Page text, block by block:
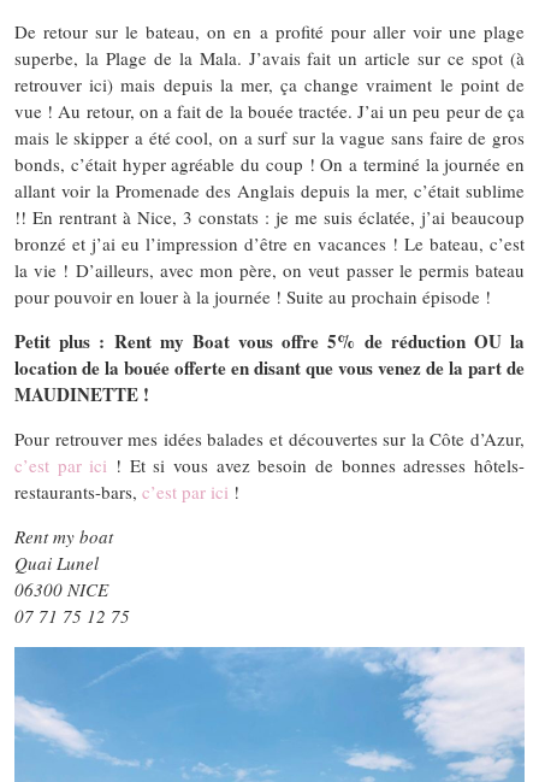
De retour sur le bateau, on en a profité pour aller voir une plage
superbe, la Plage de la Mala. J’avais fait un article sur ce spot (à
retrouver ici) mais depuis la mer, ça change vraiment le point de
vue ! Au retour, on a fait de la bouée tractée. J’ai un peu peur de ça
mais le skipper a été cool, on a surf sur la vague sans faire de gros
bonds, c’était hyper agréable du coup ! On a terminé la journée en
allant voir la Promenade des Anglais depuis la mer, c’était sublime
!! En rentrant à Nice, 3 constats : je me suis éclatée, j’ai beaucoup
bronzé et j’ai eu l’impression d’être en vacances ! Le bateau, c’est
la vie ! D’ailleurs, avec mon père, on veut passer le permis bateau
pour pouvoir en louer à la journée ! Suite au prochain épisode !
Petit plus : Rent my Boat vous offre 5% de réduction OU la
location de la bouée offerte en disant que vous venez de la part de
MAUDINETTE !
Pour retrouver mes idées balades et découvertes sur la Côte d’Azur,
c’est par ici ! Et si vous avez besoin de bonnes adresses hôtels-
restaurants-bars, c’est par ici !
Rent my boat
Quai Lunel
06300 NICE
07 71 75 12 75